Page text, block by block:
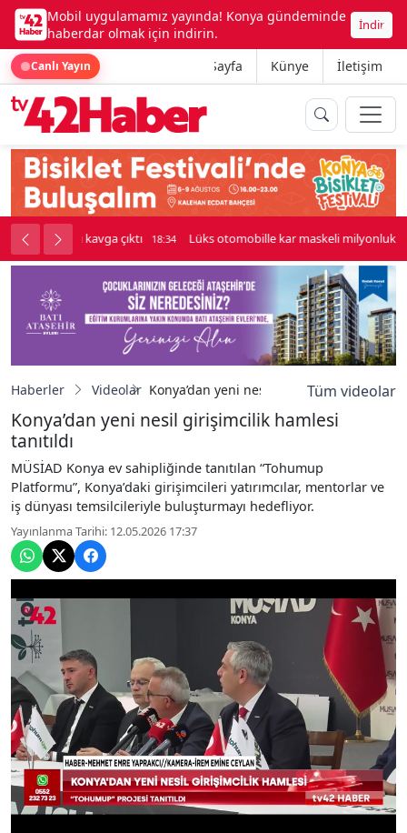
Mobil uygulamamız yayında! Konya gündeminde
haberdar olmak için indirin.
İndir
Canlı Yayın Ana Sayfa Künye İletişim
kavga çıktı 18:34 Lüks otomobille kar maskeli milyonluk soygun
Haberler Videolar Konya’dan yeni nesil girişimcilik hamlesi
Tüm videolar
Konya’dan yeni nesil girişimcilik hamlesi
tanıtıldı
MÜSİAD Konya ev sahipliğinde tanıtılan “Tohumup
Platformu”, Konya’daki girişimcileri yatırımcılar, mentorlar ve
iş dünyası temsilcileriyle buluşturmayı hedefliyor.
Yayınlanma Tarihi: 12.05.2026 17:37